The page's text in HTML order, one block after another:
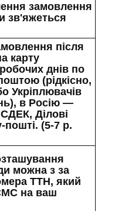
замовлення
зв'яжеться
після
карту
днів по
(рідкісно,
Укріплювачів
в Росію —
Ділові
пошті. (5-7 р.
можна з за
ТТН, який
на ваш